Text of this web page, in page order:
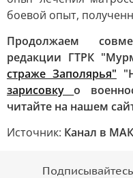
боевой опыт,
Продолжаем
редакции ГТРК
страже Заполярья"
зарисовкуо
читайте на нашем
Источник: Канал в